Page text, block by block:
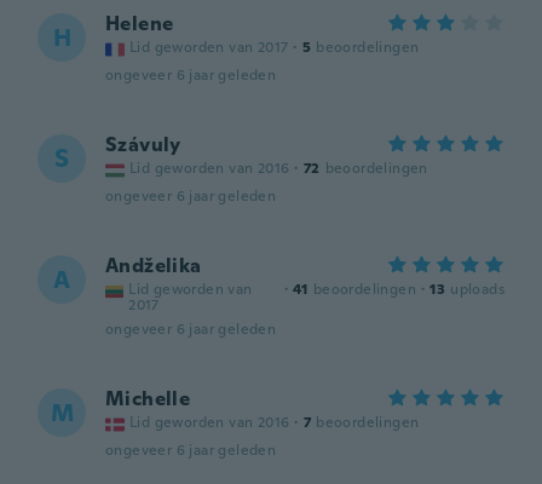
H Helene
Lid geworden van 2017 · 5 beoordelingen
ongeveer 6 jaar geleden
S Szávuly
Lid geworden van 2016 · 72 beoordelingen
ongeveer 6 jaar geleden
A Andželika
Lid geworden van
2017
· 41 beoordelingen · 13 uploads
ongeveer 6 jaar geleden
M Michelle
Lid geworden van 2016 · 7 beoordelingen
ongeveer 6 jaar geleden